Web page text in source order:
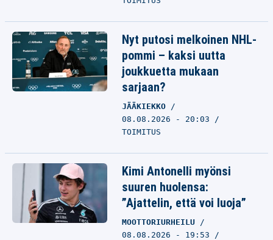
Nyt putosi melkoinen NHL-
pommi – kaksi uutta
joukkuetta mukaan
sarjaan?
JÄÄKIEKKO
08.08.2026 - 20:03
TOIMITUS
Kimi Antonelli myönsi
suuren huolensa:
”Ajattelin, että voi luoja”
MOOTTORIURHEILU
08.08.2026 - 19:53